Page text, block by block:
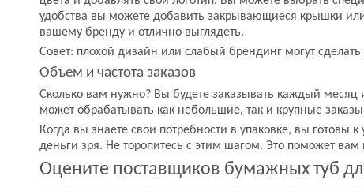
удобства вы можете добавить закрывающиеся крышки или
вашему бренду и отлично выглядеть.
Совет: плохой дизайн или слабый брендинг могут
Объем и частота заказов
Сколько вам нужно? Вы будете заказывать каждый месяц
может обрабатывать как небольшие, так и крупные
Когда вы знаете свои потребности в упаковке, вы готовы
деньги зря. Не торопитесь с этим шагом. Это поможет вам
Оцените поставщиков бумажных туб